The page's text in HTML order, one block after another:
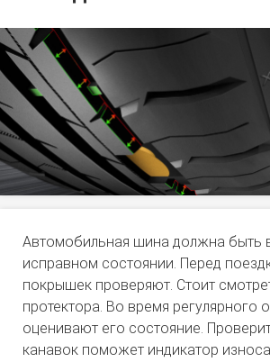
Автомобильная шина должна быть
исправном состоянии. Перед
покрышек проверяют. Стоит
протектора. Во время регулярного
оценивают его состояние.
канавок поможет индикатор